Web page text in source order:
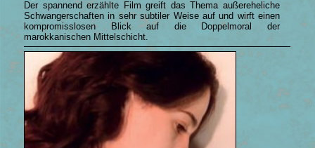
Der spannend erzählte Film greift das Thema außereheliche
Schwangerschaften in sehr subtiler Weise auf und wirft einen
kompromisslosen Blick auf die Doppelmoral der
marokkanischen Mittelschicht.